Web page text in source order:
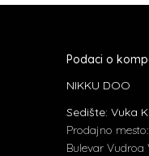
Podaci o
NIKKU DOO
Sedište: Vuka
Prodajno mesto:
Bulevar Vudroa